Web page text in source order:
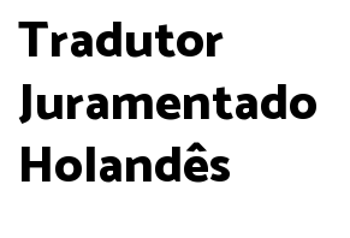
Tradutor
Juramentado
Holandês